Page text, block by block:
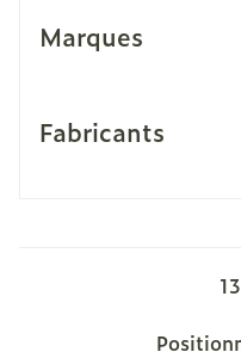
Marques
Fabricants
13